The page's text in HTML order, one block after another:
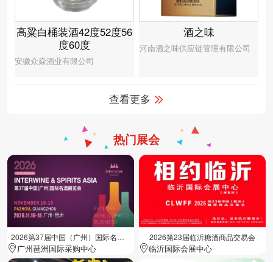
高粱白桶装酒42度52度56
度60度
安徽众焱酒业有限公司
酒之味
河南酒之味供应链管理有限公司
查看更多
热门展会
2026第37届中国（广州）国际名酒展览会
广州琶洲国际采购中心
2026第23届临沂糖酒商品交易会
临沂国际会展中心